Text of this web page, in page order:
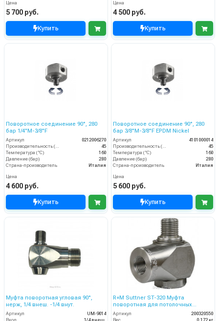
Цена
5 700 руб.
Купить
Цена
4 500 руб.
Купить
Поворотное соединение 90°, 280
бар 1/4"M-3/8"F
Артикул
0212006270
Производительность (л/мин)
45
Температура (°C)
160
Давление (бар)
280
Страна-производитель
Италия
Цена
4 600 руб.
Купить
Поворотное соединение 90°, 280
бар 3/8"M-3/8"F EPDM Nickel
Артикул
4101000014
Производительность (л/мин)
45
Температура (°C)
160
Давление (бар)
280
Страна-производитель
Италия
Цена
5 600 руб.
Купить
Муфта поворотная угловая 90°,
нерж, 1/4 внеш. -1/4 внут.
Артикул
UM-9014
Вход
1/4 внеш.
R+M Suttner ST-320 Муфта
поворотная для потолочных
консолей
Артикул
200320550
Вес
0,172 кг